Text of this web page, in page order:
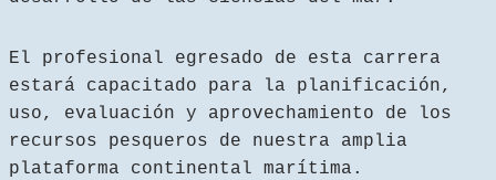
El profesional egresado de esta carrera
estará capacitado para la planificación,
uso, evaluación y aprovechamiento de los
recursos pesqueros de nuestra amplia
plataforma continental marítima.